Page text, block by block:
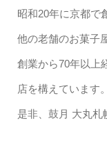
昭和20年に京都で
他の老舗のお菓子
創業から70年以上
店を構えています。
是非、鼓月 大丸札